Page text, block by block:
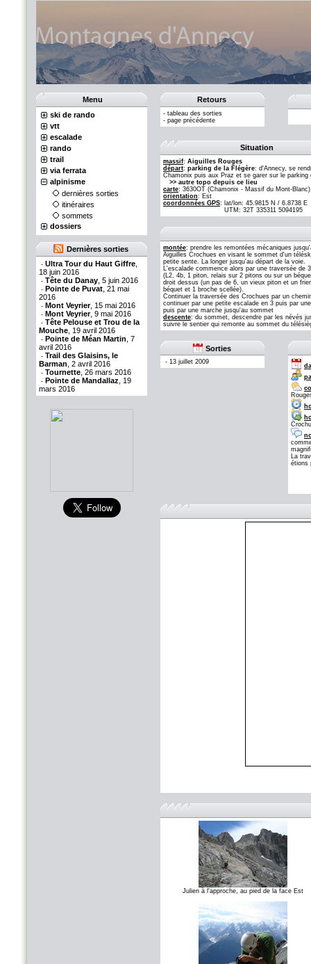
Menu
ski de rando
vtt
escalade
rando
trail
via ferrata
alpinisme
dernières sorties
itinéraires
sommets
dossiers
Dernières sorties
- Ultra Tour du Haut Giffre
18 juin 2016
- Tête du Danay , 5 juin 2016
- Pointe de Puvat , 21 mai
2016
- Mont Veyrier, 15 mai 2016
- Mont Veyrier, 9 mai 2016
- Tête Pelouse et Trou de la
Mouche , 19 avril 2016
- Pointe de Méan Martin , 7
avril 2016
- Trail des Glaisins, le
Barman , 2 avril 2016
- Tournette , 26 mars 2016
- Pointe de Mandallaz , 19
mars 2016
Retours
- tableau des sorties
- page précédente
Situation
massif: Aiguilles Rouges
départ: parking de la Flégère: d'Annecy, se
Chamonix puis aux Praz et se garer sur le parking
>> autre topo depuis ce lieu
carte: 3630OT (Chamonix - Massif du Mont-Blanc)
orientation: Est
coordonnées GPS: lat/lon: 45.9815 N / 6.8738 E
UTM: 32T 335311 5094195
montée: prendre les remontées mécaniques
Aiguilles Crochues en visant le sommet d'un
petite sente. La longer jusqu'au départ de la voie.
L'escalade commence alors par une traversée de
(L2, 4b, 1 piton, relais sur 2 pitons ou sur un
droit dessus (un pas de 6, un vieux piton et un
béquet et 1 broche scellée).
Continuer la traversée des Crochues par un
continuer par une petite escalade en 3 puis par
puis par une marche jusqu'au sommet
descente: du sommet, descendre par les névés
suivre le sentier qui remonte au sommet du
Sorties
- 13 juillet 2009
La
étions
Julien à l'approche, au pied de la face Est